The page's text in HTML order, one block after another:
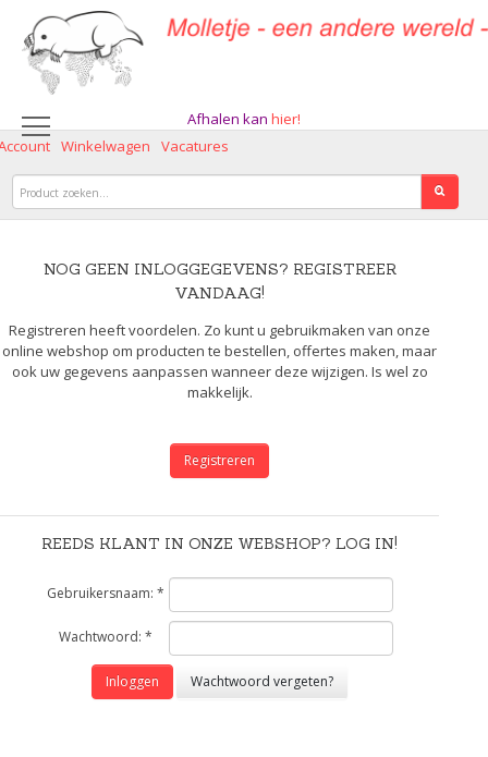
Afhalen kan hier!
Winkelwagen Vacatures
NOG GEEN INLOGGEGEVENS? REGISTREER
VANDAAG!
Registreren heeft voordelen. Zo kunt u gebruikmaken van onze
online webshop om producten te bestellen, offertes maken, maar
ook uw gegevens aanpassen wanneer deze wijzigen. Is wel zo
makkelijk.
REEDS KLANT IN ONZE WEBSHOP? LOG IN!
Gebruikersnaam: *
Wachtwoord: *
Inloggen Wachtwoord vergeten?